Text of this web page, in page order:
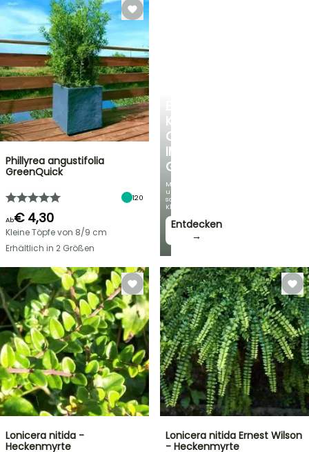
KÜHLE
OASE
IM
GARTEN
Mit
unseren
schönsten
Kletterpflanzen!
Entdecken
→
Phillyrea angustifolia
GreenQuick
120
Ab€ 4,30
Kleine Töpfe von 8/9 cm
Erhältlich in 2 Größen
Lonicera nitida -
Heckenmyrte
Lonicera nitida Ernest Wilson
- Heckenmyrte